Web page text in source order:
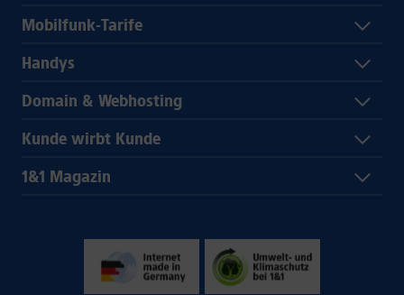
Mobilfunk-Tarife
Handys
Domain & Webhosting
Kunde wirbt Kunde
1&1 Magazin